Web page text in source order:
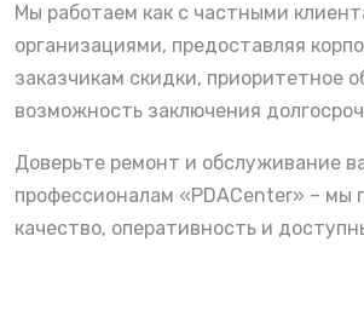
Мы работаем как с частными
организациями, предоставляя
заказчикам скидки, приоритетное
возможность заключения
Доверьте ремонт и обслуживание
профессионалам «PDACenter» – мы
качество, оперативность и